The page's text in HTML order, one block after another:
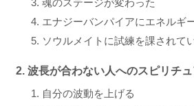
魂のステージが変わった
エナジーバンパイアにエネルギ
ソウルメイトに試練を課されて
波長が合わない人へのスピリチ
自分の波動を上げる